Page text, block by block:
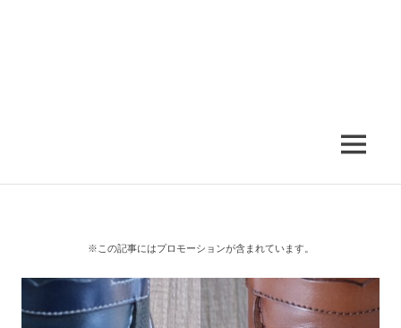
MENU
※この記事にはプロモーションが含まれています。